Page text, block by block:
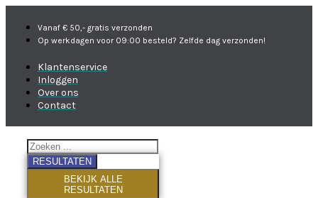
Vanaf € 50,- gratis verzonden
Op werkdagen voor 09:00 besteld? Zelfde dag verzonden!
Klantenservice
Inloggen
Over ons
Contact
RESULTATEN
BEKIJK ALLE
RESULTATEN